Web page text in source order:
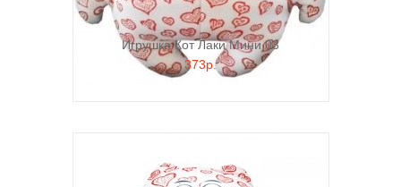
Игрушка Кот Лаки Мини 03
373р.